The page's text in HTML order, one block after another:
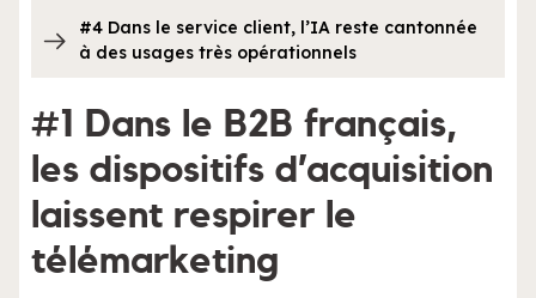
#4 Dans le service client, l’IA reste cantonnée
à des usages très opérationnels
#1 Dans le B2B français,
les dispositifs d’acquisition
laissent respirer le
télémarketing